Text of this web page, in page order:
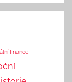
finance